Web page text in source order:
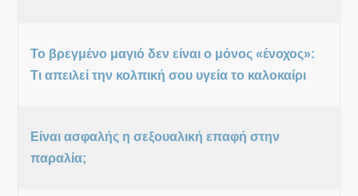
Το βρεγμένο μαγιό δεν είναι ο μόνος «ένοχος»:
Τι απειλεί την κολπική σου υγεία το καλοκαίρι
Είναι ασφαλής η σεξουαλική επαφή στην
παραλία;